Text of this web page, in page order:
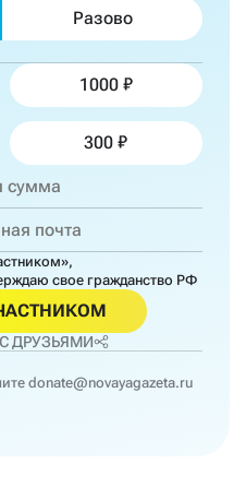
Разово
1000
300
свое гражданство РФ
ДРУЗЬЯМИ
donate@novayagazeta.ru